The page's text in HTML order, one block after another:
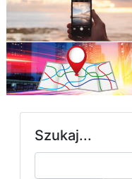
Szukaj...